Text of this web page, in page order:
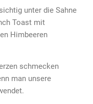
unter die Sahne
Toast mit
Himbeeren
schmecken
man unsere